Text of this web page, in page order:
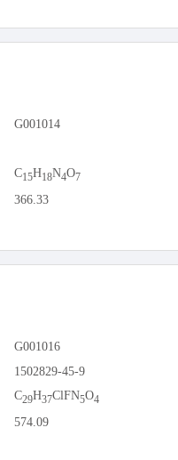
G001014
C15H18N4O7
366.33
G001016
1502829-45-9
C29H37ClFN5O4
574.09